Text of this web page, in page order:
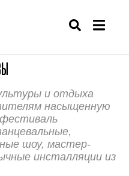
и отдыха
насыщенную
шоу, мастер-
инсталляции из